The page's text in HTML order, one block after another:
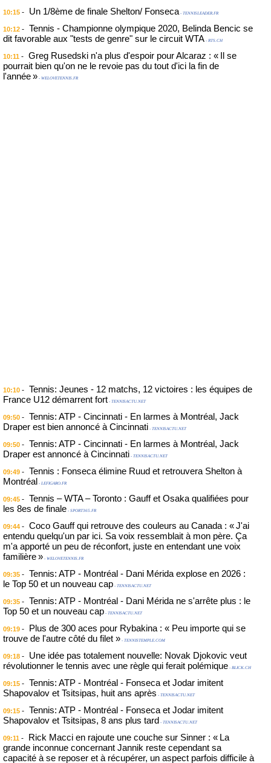
10:15 - Un 1/8ème de finale Shelton/ Fonseca- TENNISLEADER.FR
10:12 - Tennis - Championne olympique 2020, Belinda Bencic se
dit favorable aux "tests de genre" sur le circuit WTA - RTS.CH
10:11 - Greg Rusedski n'a plus d'espoir pour Alcaraz : « Il se
pourrait bien qu'on ne le revoie pas du tout d'ici la fin de
l'année » - WELOVETENNIS.FR
10:10 - Tennis: Jeunes - 12 matchs, 12 victoires : les équipes de
France U12 démarrent fort - TENNISACTU.NET
09:50 - Tennis: ATP - Cincinnati - En larmes à Montréal, Jack
Draper est bien annoncé à Cincinnati - TENNISACTU.NET
09:50 - Tennis: ATP - Cincinnati - En larmes à Montréal, Jack
Draper est annoncé à Cincinnati - TENNISACTU.NET
09:49 - Tennis : Fonseca élimine Ruud et retrouvera Shelton à
Montréal - LEFIGARO.FR
09:45 - Tennis – WTA – Toronto : Gauff et Osaka qualifiées pour
les 8es de finale - SPORT365.FR
09:44 - Coco Gauff qui retrouve des couleurs au Canada : « J'ai
entendu quelqu'un par ici. Sa voix ressemblait à mon père. Ça
m'a apporté un peu de réconfort, juste en entendant une voix
familière » - WELOVETENNIS.FR
09:35 - Tennis: ATP - Montréal - Dani Mérida explose en 2026 :
le Top 50 et un nouveau cap - TENNISACTU.NET
09:35 - Tennis: ATP - Montréal - Dani Mérida ne s'arrête plus : le
Top 50 et un nouveau cap - TENNISACTU.NET
09:19 -
Plus de 300 aces pour Rybakina : « Peu importe qui se
trouve de l'autre côté du filet » - TENNISTEMPLE.COM
09:18 -
Une idée pas totalement nouvelle: Novak Djokovic veut
révolutionner le tennis avec une règle qui ferait polémique - BLICK.CH
09:15 - Tennis: ATP - Montréal - Fonseca et Jodar imitent
Shapovalov et Tsitsipas, huit ans après - TENNISACTU.NET
09:15 - Tennis: ATP - Montréal - Fonseca et Jodar imitent
Shapovalov et Tsitsipas, 8 ans plus tard - TENNISACTU.NET
09:11 -
Rick Macci en rajoute une couche sur Sinner : « La
grande inconnue concernant Jannik reste cependant sa
capacité à se reposer et à récupérer, un aspect parfois difficile à